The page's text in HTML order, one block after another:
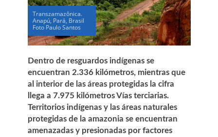
Transzamazônica.
Anapú, Pará, Brasil
Foto Paulo Santos
Dentro de resguardos indígenas se
encuentran 2.336 kilómetros, mientras que
al interior de las áreas protegidas la cifra
llega a 7.975 kilómetros Vías terciarias.
Territorios indígenas y las áreas naturales
protegidas de la amazonia se encuentran
amenazadas y presionadas por factores